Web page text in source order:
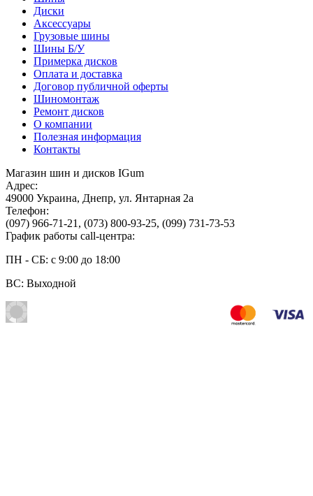
Диски
Аксессуары
Грузовые шины
Шины Б/У
Примерка дисков
Оплата и доставка
Договор публичной оферты
Шиномонтаж
Ремонт дисков
О компании
Полезная информация
Контакты
Магазин шин и дисков IGum
Адрес:
49000 Украина, Днепр, ул. Янтарная 2а
Телефон:
(097) 966-71-21 , (073) 800-93-25, (099) 731-73-53
График работы call-центра:
ПН - СБ: с 9:00 до 18:00
ВС: Выходной